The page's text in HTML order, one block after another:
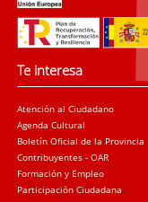
Te interesa
Atención al Ciudadano
Agenda Cultural
Boletín Oficial de la Provincia
Contribuyentes - OAR
Formación y Empleo
Participación Ciudadana